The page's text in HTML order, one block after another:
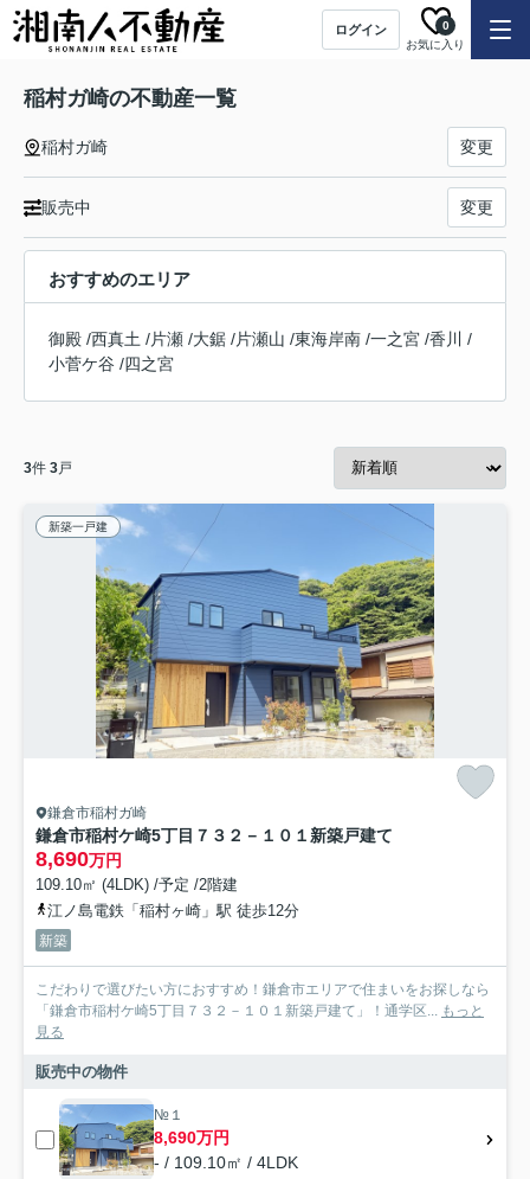
ログイン
お気に入り
0
稲村ガ崎の不動産一覧
稲村ガ崎 変更
販売中 変更
おすすめのエリア
御殿 /西真土 /片瀬 /大鋸 /片瀬山 /東海岸南 /一之宮 /香川
/
小菅ケ谷 /四之宮
3件 3戸
新築一戸建
鎌倉市稲村ガ崎
鎌倉市稲村ケ崎5丁目７３２－１０１新築戸建て
8,690万円
109.10㎡ (4LDK) /予定 /2階建
江ノ島電鉄「稲村ヶ崎」駅 徒歩12分
新築
こだわりで選びたい方におすすめ！鎌倉市エリアで住まいをお探しなら
「鎌倉市稲村ケ崎5丁目７３２－１０１新築戸建て」！通学区... もっと
見る
販売中の物件
№１
8,690万円
- / 109.10㎡ / 4LDK